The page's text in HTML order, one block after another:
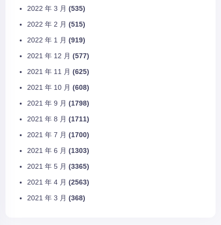
2022 年 3 月 (535)
2022 年 2 月 (515)
2022 年 1 月 (919)
2021 年 12 月 (577)
2021 年 11 月 (625)
2021 年 10 月 (608)
2021 年 9 月 (1798)
2021 年 8 月 (1711)
2021 年 7 月 (1700)
2021 年 6 月 (1303)
2021 年 5 月 (3365)
2021 年 4 月 (2563)
2021 年 3 月 (368)